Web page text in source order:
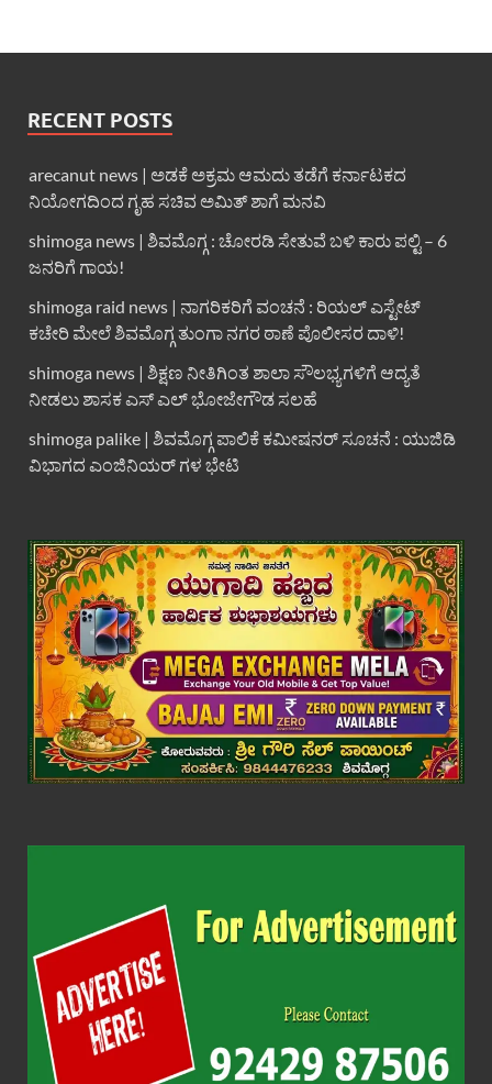
RECENT POSTS
arecanut news | ಅಡಕೆ ಅಕ್ರಮ ಆಮದು ತಡೆಗೆ ಕರ್ನಾಟಕದ
ನಿಯೋಗದಿಂದ ಗೃಹ ಸಚಿವ ಅಮಿತ್ ಶಾಗೆ ಮನವಿ
shimoga news | ಶಿವಮೊಗ್ಗ : ಚೋರಡಿ ಸೇತುವೆ ಬಳಿ ಕಾರು ಪಲ್ಟಿ – 6
ಜನರಿಗೆ ಗಾಯ!
shimoga raid news | ನಾಗರಿಕರಿಗೆ ವಂಚನೆ : ರಿಯಲ್ ಎಸ್ಟೇಟ್
ಕಚೇರಿ ಮೇಲೆ ಶಿವಮೊಗ್ಗ ತುಂಗಾ ನಗರ ಠಾಣೆ ಪೊಲೀಸರ ದಾಳಿ!
shimoga news | ಶಿಕ್ಷಣ ನೀತಿಗಿಂತ ಶಾಲಾ ಸೌಲಭ್ಯಗಳಿಗೆ ಆದ್ಯತೆ
ನೀಡಲು ಶಾಸಕ ಎಸ್ ಎಲ್ ಭೋಜೇಗೌಡ ಸಲಹೆ
shimoga palike | ಶಿವಮೊಗ್ಗ ಪಾಲಿಕೆ ಕಮೀಷನರ್ ಸೂಚನೆ : ಯುಜಿಡಿ
ವಿಭಾಗದ ಎಂಜಿನಿಯರ್ ಗಳ ಭೇಟಿ